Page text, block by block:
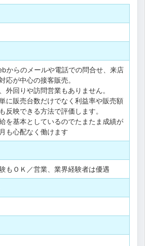
からのメールや電話での問合せ、来店
応が中心の接客販売。
外回りや訪問営業もありません。
に販売台数だけでなく利益率や販売額
反映できる方法で評価します。
を基本としているのでたまたま成績が
も心配なく働けます
もＯＫ／営業、業界経験者は優遇